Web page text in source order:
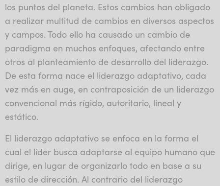
los puntos del planeta. Estos cambios han obligado
a realizar multitud de cambios en diversos aspectos
y campos. Todo ello ha causado un cambio de
paradigma en muchos enfoques, afectando entre
otros al planteamiento de desarrollo del liderazgo.
De esta forma nace el liderazgo adaptativo, cada
vez más en auge, en contraposición de un liderazgo
convencional más rígido, autoritario, lineal y
estático.
El liderazgo adaptativo se enfoca en la forma el
cual el líder busca adaptarse al equipo humano que
dirige, en lugar de organizarlo todo en base a su
estilo de dirección. Al contrario del liderazgo